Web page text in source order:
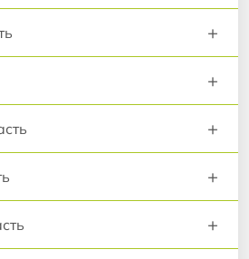
+
+
+
+
+